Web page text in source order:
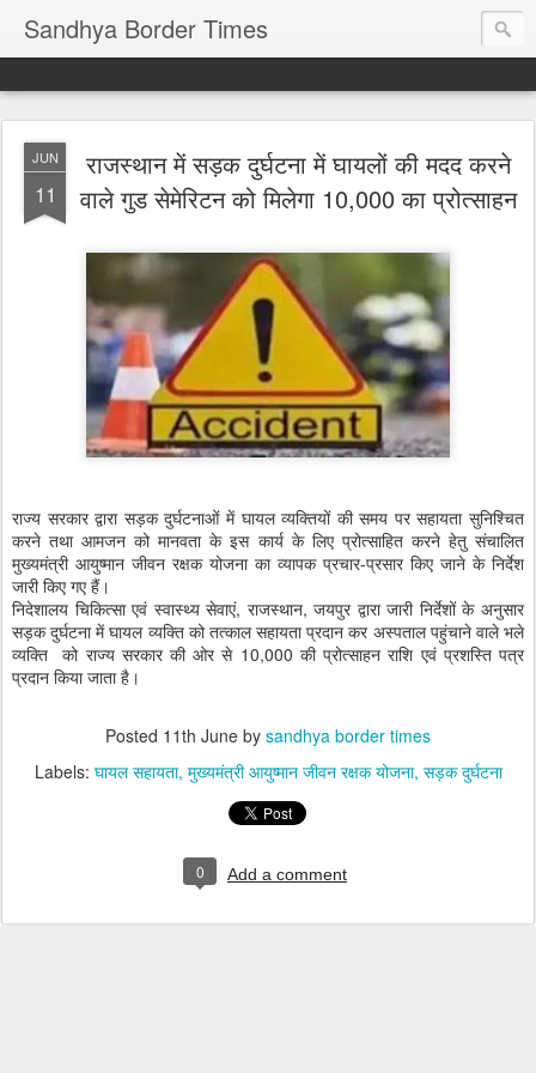
Sandhya Border Times
JUN
11
राजस्थान में सड़क दुर्घटना में घायलों की मदद करने
वाले गुड सेमेरिटन को मिलेगा 10,000 का प्रोत्साहन
राज्य सरकार द्वारा सड़क दुर्घटनाओं में घायल व्यक्तियों की समय पर सहायता सुनिश्चित
करने तथा आमजन को मानवता के इस कार्य के लिए प्रोत्साहित करने हेतु संचालित
मुख्यमंत्री आयुष्मान जीवन रक्षक योजना का व्यापक प्रचार-प्रसार किए जाने के निर्देश
जारी किए गए हैं।
निदेशालय चिकित्सा एवं स्वास्थ्य सेवाएं, राजस्थान, जयपुर द्वारा जारी निर्देशों के अनुसार
सड़क दुर्घटना में घायल व्यक्ति को तत्काल सहायता प्रदान कर अस्पताल पहुंचाने वाले भले
व्यक्ति को राज्य सरकार की ओर से 10,000 की प्रोत्साहन राशि एवं प्रशस्ति पत्र
प्रदान किया जाता है।
Posted 11th June by sandhya border times
Labels: घायल सहायता मुख्यमंत्री आयुष्मान जीवन रक्षक योजना सड़क दुर्घटना
0 Add a comment